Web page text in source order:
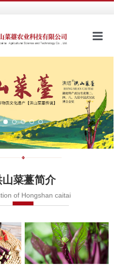
网
进
包
新
山菜薹简介
of Hongshan caitai